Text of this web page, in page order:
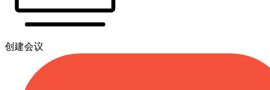
创建会议